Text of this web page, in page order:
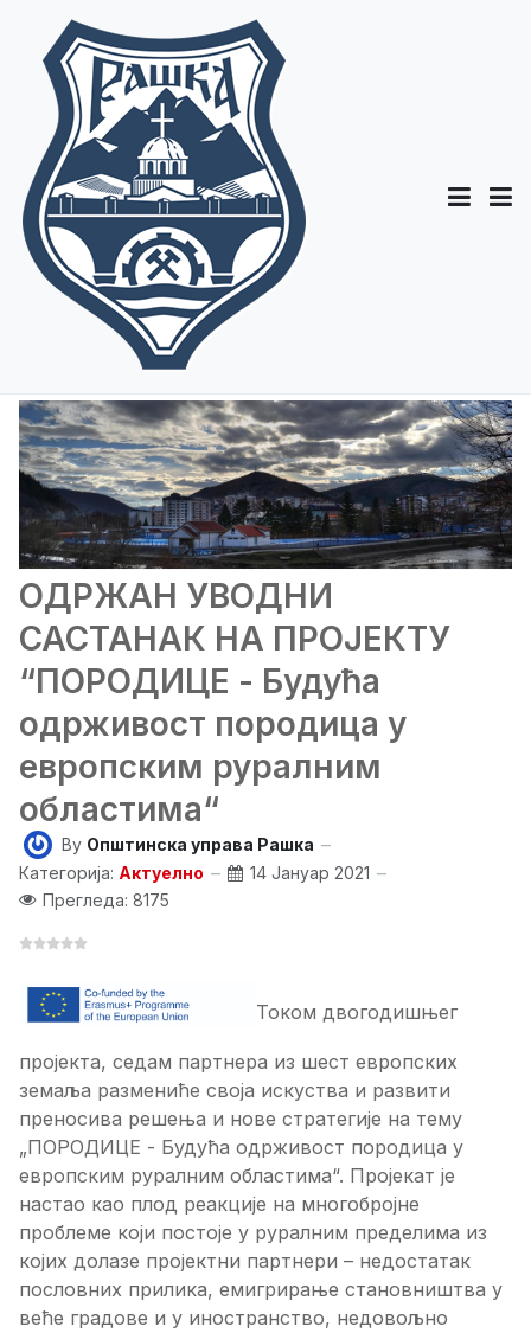
ОДРЖАН УВОДНИ
САСТАНАК НА ПРОЈЕКТУ
“ПОРОДИЦЕ - Будућа
одрживост породица у
европским руралним
областима“
By Општинска управа Рашка
Категорија: Актуелно
14 Јануар 2021
Прегледа: 8175
Током двогодишњег
пројекта, седам партнера из шест европских
земаља размениће своја искуства и развити
преносива решења и нове стратегије на тему
„ПОРОДИЦЕ - Будућа одрживост породица у
европским руралним областима“. Пројекат је
настао као плод реакције на многобројне
проблеме који постоје у руралним пределима из
којих долазе пројектни партнери – недостатак
пословних прилика, емигрирање становништва у
веће градове и у иностранство, недовољно